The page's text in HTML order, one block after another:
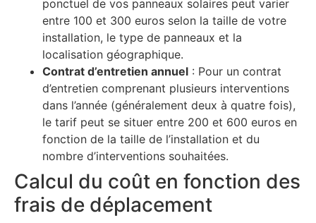
ponctuel de vos panneaux solaires peut varier
entre 100 et 300 euros selon la taille de votre
installation, le type de panneaux et la
localisation géographique.
Contrat d’entretien annuel : Pour un contrat
d’entretien comprenant plusieurs interventions
dans l’année (généralement deux à quatre fois),
le tarif peut se situer entre 200 et 600 euros en
fonction de la taille de l’installation et du
nombre d’interventions souhaitées.
Calcul du coût en fonction des
frais de déplacement